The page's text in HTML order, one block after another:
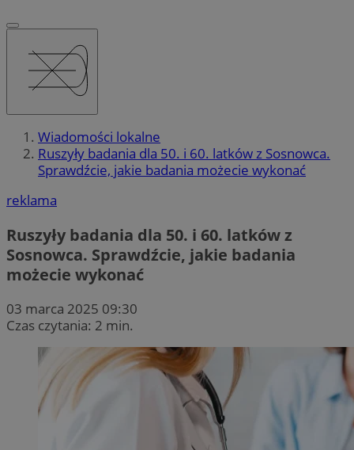
Wiadomości lokalne
Ruszyły badania dla 50. i 60. latków z Sosnowca.
Sprawdźcie, jakie badania możecie wykonać
reklama
Ruszyły badania dla 50. i 60. latków z
Sosnowca. Sprawdźcie, jakie badania
możecie wykonać
03 marca 2025 09:30
Czas czytania: 2 min.